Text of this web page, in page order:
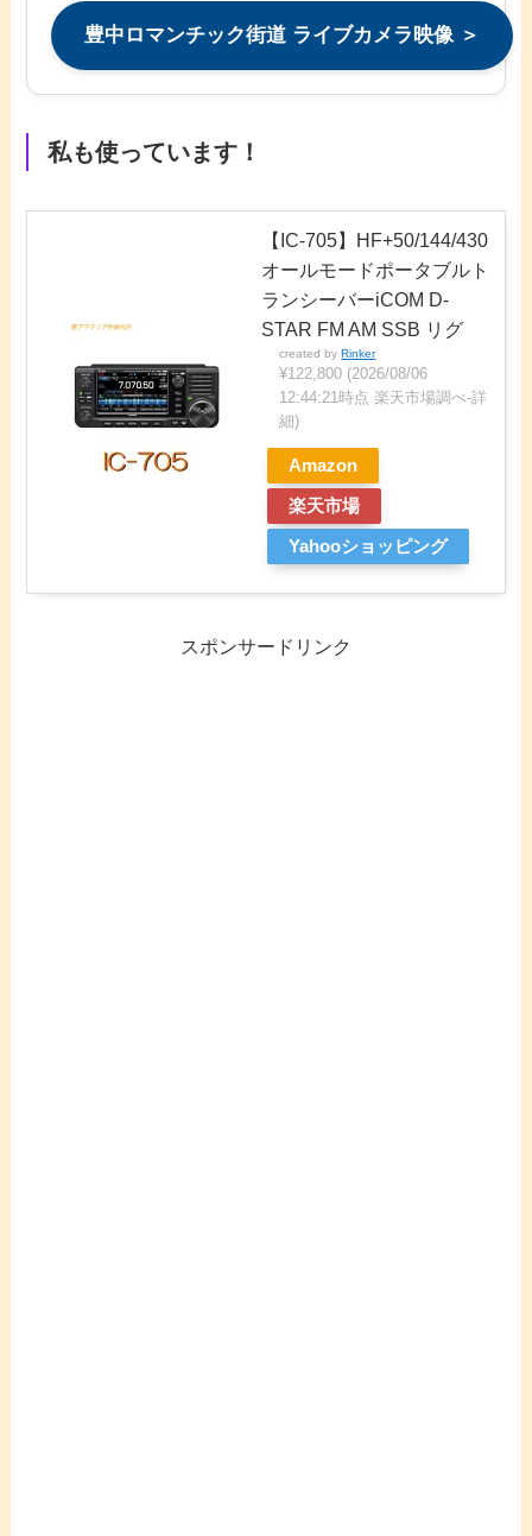
豊中ロマンチック街道 ライブカメラ映像 ＞
私も使っています！
【IC-705】HF+50/144/430
オールモードポータブルト
ランシーバーiCOM D-
STAR FM AM SSB リグ
created byRinker
¥122,800 (2026/08/06
12:44:21時点 楽天市場調べ-詳
細)
Amazon
楽天市場
Yahooショッピング
スポンサードリンク